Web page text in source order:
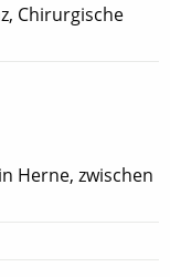
Chirurgische
Herne, zwischen